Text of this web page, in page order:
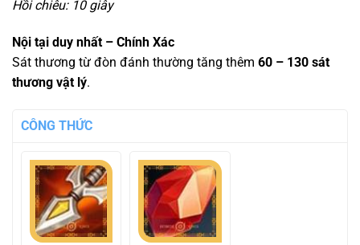
Hồi chiêu: 10 giây
Nội tại duy nhất – Chính Xác
Sát thương từ đòn đánh thường tăng thêm 60 – 130 sát
thương vật lý.
CÔNG THỨC